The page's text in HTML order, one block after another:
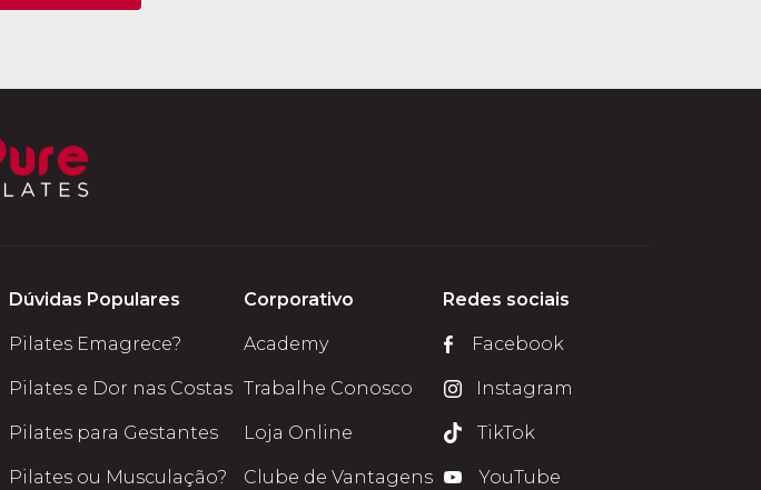
Dúvidas Populares
Pilates Emagrece?
Pilates e Dor nas Costas
Pilates para Gestantes
Pilates ou Musculação?
Corporativo
Academy
Trabalhe Conosco
Loja Online
Clube de Vantagens
Redes sociais
Facebook
Instagram
TikTok
YouTube